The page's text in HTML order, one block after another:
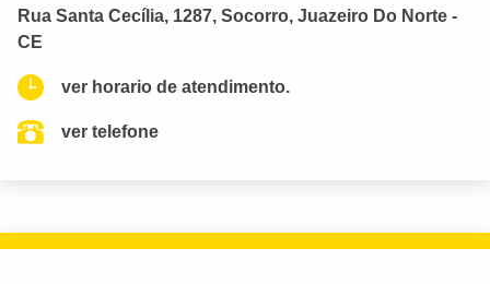
Rua Santa Cecília, 1287, Socorro, Juazeiro Do Norte -
CE
ver horario de atendimento.
ver telefone